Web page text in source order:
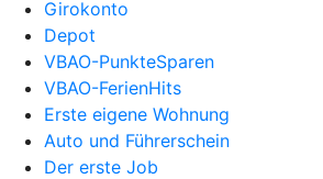
Girokonto
Depot
VBAO-PunkteSparen
VBAO-FerienHits
Erste eigene Wohnung
Auto und Führerschein
Der erste Job